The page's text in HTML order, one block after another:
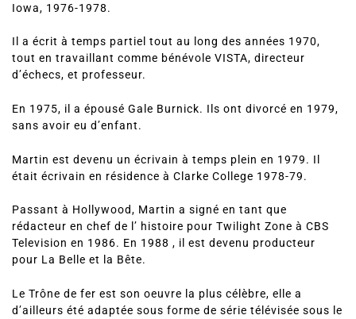
Iowa, 1976-1978.
Il a écrit à temps partiel tout au long des années 1970,
tout en travaillant comme bénévole VISTA, directeur
d’échecs, et professeur.
En 1975, il a épousé Gale Burnick. Ils ont divorcé en 1979,
sans avoir eu d’enfant.
Martin est devenu un écrivain à temps plein en 1979. Il
était écrivain en résidence à Clarke College 1978-79.
Passant à Hollywood, Martin a signé en tant que
rédacteur en chef de l’ histoire pour Twilight Zone à CBS
Television en 1986. En 1988 , il est devenu producteur
pour La Belle et la Bête.
Le Trône de fer est son oeuvre la plus célèbre, elle a
d’ailleurs été adaptée sous forme de série télévisée sous le